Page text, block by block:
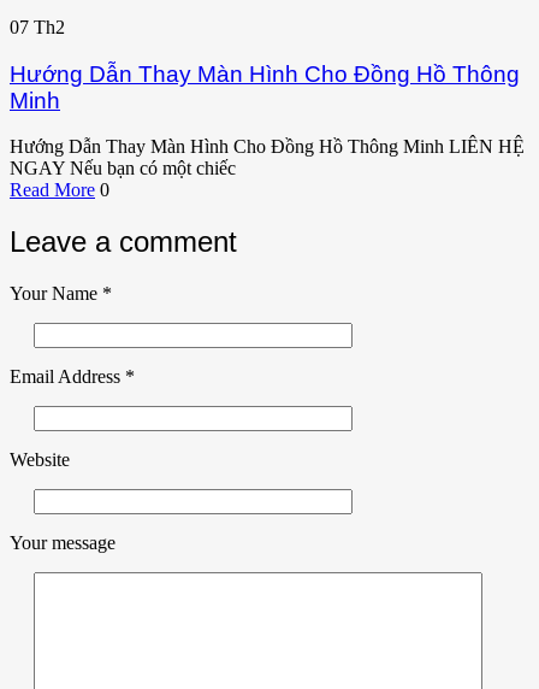
07 Th2
Hướng Dẫn Thay Màn Hình Cho Đồng Hồ Thông
Minh
Hướng Dẫn Thay Màn Hình Cho Đồng Hồ Thông Minh LIÊN HỆ
NGAY Nếu bạn có một chiếc
Read More 0
Leave a comment
Your Name *
Email Address *
Website
Your message